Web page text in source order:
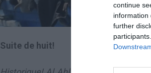
continue
information
further
Suite de huit!